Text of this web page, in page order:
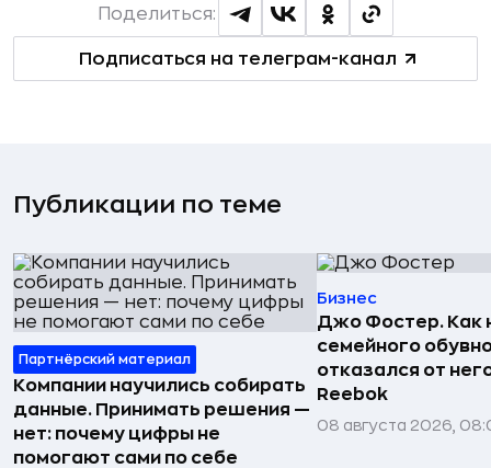
Подписаться на телеграм-канал
Поделиться:
Публикации по теме
Партнёрский материал
Компании научились собирать
данные. Принимать решения —
нет: почему цифры не
помогают сами по себе
Бизнес
Джо Фостер. Как
семейного
отказался от
Reebok
08 августа 2026,